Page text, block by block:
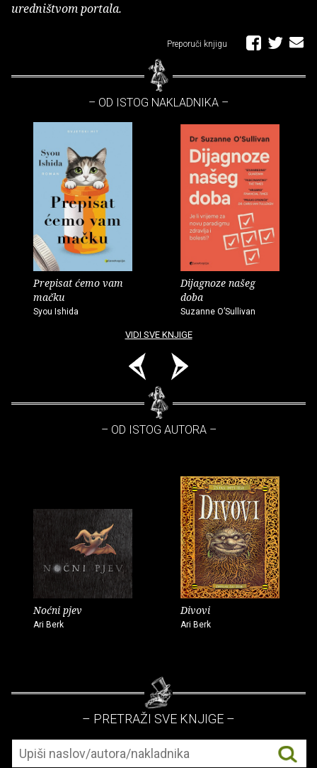
uredništvom portala.
Preporuči knjigu
– OD ISTOG NAKLADNIKA –
Prepisat ćemo vam
mačku
Syou Ishida
Dijagnoze našeg
doba
Suzanne O’Sullivan
VIDI SVE KNJIGE
– OD ISTOG AUTORA –
Noćni pjev
Ari Berk
Divovi
Ari Berk
– PRETRAŽI SVE KNJIGE –